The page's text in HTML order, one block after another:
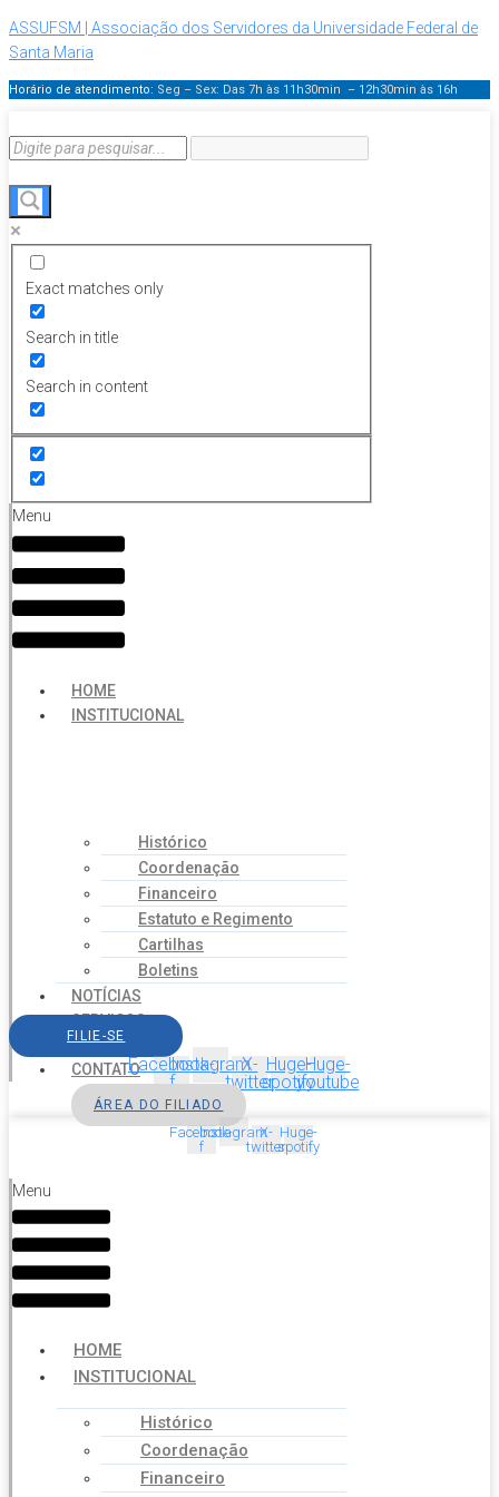
ASSUFSM | Associação dos Servidores da Universidade Federal de
Santa Maria
Horário de atendimento: Seg – Sex: Das 7h às 11h30min – 12h30min às 16h
Exact matches only
Search in title
Search in content
Menu
HOME
INSTITUCIONAL
Histórico
Coordenação
Financeiro
Estatuto e Regimento
Cartilhas
Boletins
NOTÍCIAS
SERVIÇOS
AGENDA
CONTATO
FILIE-SE
Facebook-
f
InstagramX-
twitter
Huge-
spotify
Huge-
youtube
ÁREA DO FILIADO
Facebook-
f
InstagramX-
twitter
Huge-
spotify
Menu
HOME
INSTITUCIONAL
Histórico
Coordenação
Financeiro